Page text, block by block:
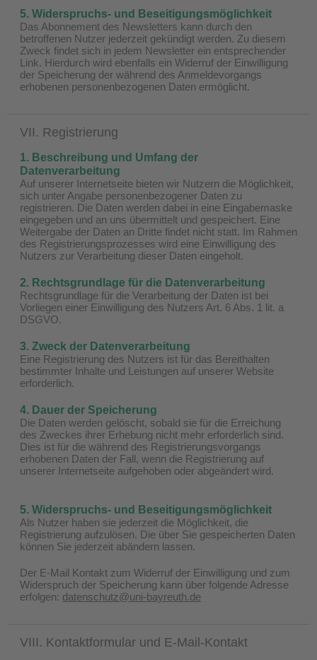
5. Widerspruchs- und Beseitigungsmöglichkeit
Das Abonnement des Newsletters kann durch den
betroffenen Nutzer jederzeit gekündigt werden. Zu diesem
Zweck findet sich in jedem Newsletter ein entsprechender
Link. Hierdurch wird ebenfalls ein Widerruf der Einwilligung
der Speicherung der während des Anmeldevorgangs
erhobenen personenbezogenen Daten ermöglicht.
VII. Registrierung
1. Beschreibung und Umfang der
Datenverarbeitung
Auf unserer Internetseite bieten wir Nutzern die Möglichkeit,
sich unter Angabe personenbezogener Daten zu
registrieren. Die Daten werden dabei in eine Eingabemaske
eingegeben und an uns übermittelt und gespeichert. Eine
Weitergabe der Daten an Dritte findet nicht statt. Im Rahmen
des Registrierungsprozesses wird eine Einwilligung des
Nutzers zur Verarbeitung dieser Daten eingeholt.
2. Rechtsgrundlage für die Datenverarbeitung
Rechtsgrundlage für die Verarbeitung der Daten ist bei
Vorliegen einer Einwilligung des Nutzers Art. 6 Abs. 1 lit. a
DSGVO.
3. Zweck der Datenverarbeitung
Eine Registrierung des Nutzers ist für das Bereithalten
bestimmter Inhalte und Leistungen auf unserer Website
erforderlich.
4. Dauer der Speicherung
Die Daten werden gelöscht, sobald sie für die Erreichung
des Zweckes ihrer Erhebung nicht mehr erforderlich sind.
Dies ist für die während des Registrierungsvorgangs
erhobenen Daten der Fall, wenn die Registrierung auf
unserer Internetseite aufgehoben oder abgeändert wird.
5. Widerspruchs- und Beseitigungsmöglichkeit
Als Nutzer haben sie jederzeit die Möglichkeit, die
Registrierung aufzulösen. Die über Sie gespeicherten Daten
können Sie jederzeit abändern lassen.
Der E-Mail Kontakt zum Widerruf der Einwilligung und zum
Widerspruch der Speicherung kann über folgende Adresse
erfolgen: datenschutz@uni-bayreuth.de
VIII. Kontaktformular und E-Mail-Kontakt